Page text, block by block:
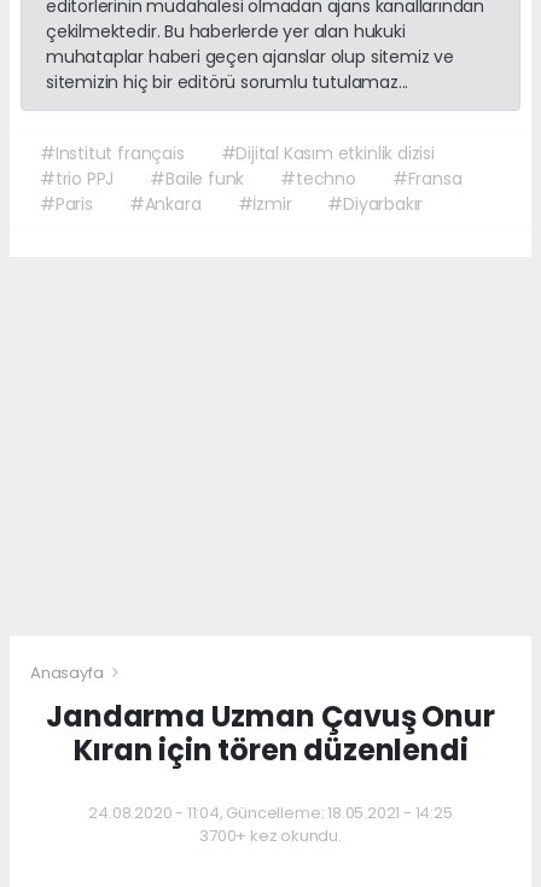
editörlerinin müdahalesi olmadan ajans kanallarından
çekilmektedir. Bu haberlerde yer alan hukuki
muhataplar haberi geçen ajanslar olup sitemiz ve
sitemizin hiç bir editörü sorumlu tutulamaz...
#Institut français
#Dijital Kasım etkinlik dizisi
#trio PPJ
#Baile funk #techno
#Fransa
#Paris
#Ankara #İzmir #Diyarbakır
Anasayfa
Jandarma Uzman Çavuş Onur
Kıran için tören düzenlendi
24.08.2020 - 11:04, Güncelleme: 18.05.2021 - 14:25
3700+ kez okundu.